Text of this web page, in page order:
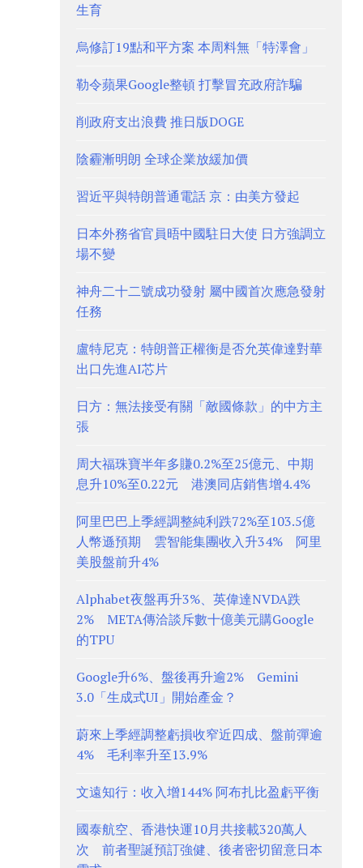
生育
烏修訂19點和平方案 本周料無「特澤會」
勒令蘋果Google整頓 打擊冒充政府詐騙
削政府支出浪費 推日版DOGE
陰霾漸明朗 全球企業放緩加價
習近平與特朗普通電話 京：由美方發起
日本外務省官員晤中國駐日大使 日方強調立
場不變
神舟二十二號成功發射 屬中國首次應急發射
任務
盧特尼克：特朗普正權衡是否允英偉達對華
出口先進AI芯片
日方：無法接受有關「敵國條款」的中方主
張
周大福珠寶半年多賺0.2%至25億元、中期
息升10%至0.22元 港澳同店銷售增4.4%
阿里巴巴上季經調整純利跌72%至103.5億
人幣遜預期 雲智能集團收入升34% 阿里
美股盤前升4%
Alphabet夜盤再升3%、英偉達NVDA跌
2% META傳洽談斥數十億美元購Google
的TPU
Google升6%、盤後再升逾2% Gemini
3.0「生成式UI」開始產金？
蔚來上季經調整虧損收窄近四成、盤前彈逾
4% 毛利率升至13.9%
文遠知行：收入增144% 阿布扎比盈虧平衡
國泰航空、香港快運10月共接載320萬人
次 前者聖誕預訂強健、後者密切留意日本